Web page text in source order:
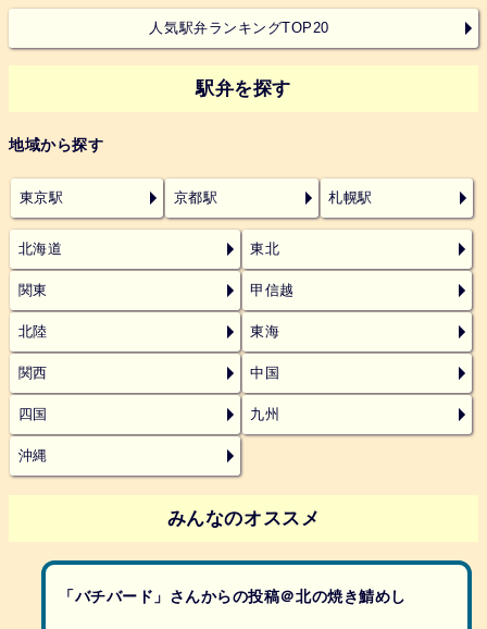
人気駅弁ランキングTOP20
駅弁を探す
地域から探す
東京駅 京都駅 札幌駅
北海道 東北
関東 甲信越
北陸 東海
関西 中国
四国 九州
沖縄
みんなのオススメ
「バチバード」さんからの投稿＠北の焼き鯖めし